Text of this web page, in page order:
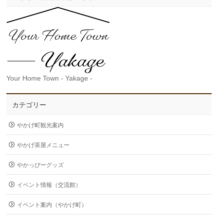
Your Home Town - Yakage -
カテゴリー
やかげ町観光案内
やかげ茶屋メニュー
やかっぴーグッズ
イベント情報（交流館）
イベント案内（やかげ町）